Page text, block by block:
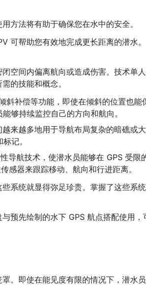
方法将有助于确保您在水中的安全。
可帮助您有效地完成更长距离的潜水
空间内偏离航向或造成伤害。技术单
的技能和概念。
斜补偿等功能，即使在倾斜的位置也能
够持续监控自己的方向和航向。
来越多地用于导航布局复杂的暗礁或
记。
导航技术，使潜水员能够在 GPS 受限
感器来跟踪移动、航向和行进距离。
系统就显得弥足珍贵。掌握了这些系统
预先绘制的水下 GPS 航点搭配使用，
。即使在能见度有限的情况下，潜水